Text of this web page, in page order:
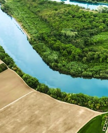
Plattform, um deine beste
Mehr als 1 Million
unter Kreativen, Unternehmen,
und Studios.